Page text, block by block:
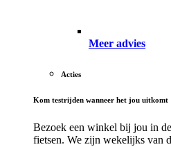
Meer advies
Acties
Kom testrijden wanneer het jou uitkomt
Bezoek een winkel bij jou in
fietsen. We zijn wekelijks van